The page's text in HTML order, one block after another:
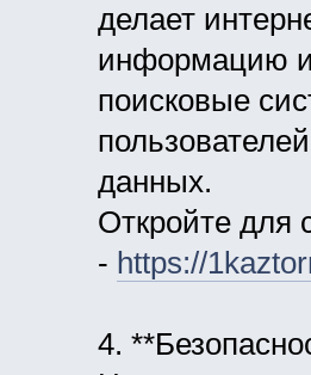
делает
информацию
поисковые
данных.
Откройте для
- https://
4.